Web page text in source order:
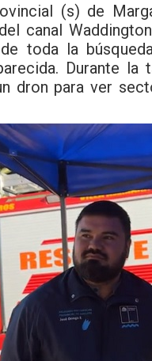
(s) de
canal
de toda la
Durante
dron para ver